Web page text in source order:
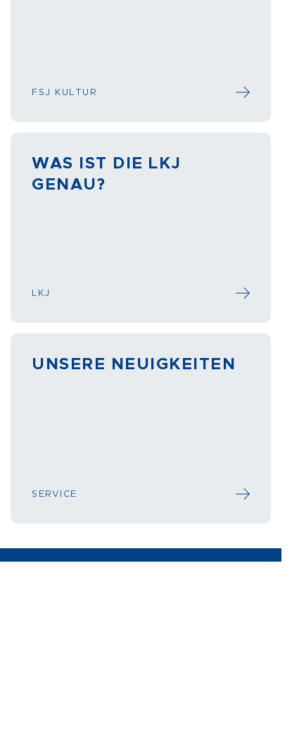
FSJ KULTUR
WAS IST DIE LKJ
GENAU?
LKJ
UNSERE NEUIGKEITEN
SERVICE